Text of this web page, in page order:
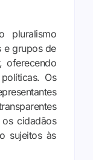
pluralismo
e grupos de
oferecendo
Os
cidadãos
sujeitos às